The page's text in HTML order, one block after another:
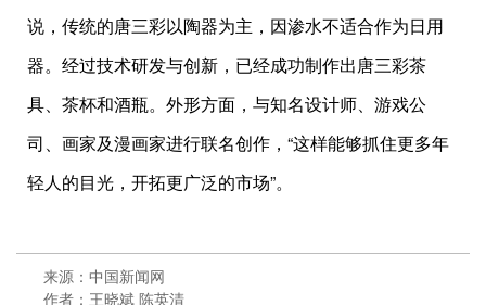
说，传统的唐三彩以陶器为主，因渗水不适合作为日用
器。经过技术研发与创新，已经成功制作出唐三彩茶
具、茶杯和酒瓶。外形方面，与知名设计师、游戏公
司、画家及漫画家进行联名创作，“这样能够抓住更多年
轻人的目光，开拓更广泛的市场”。
来源：中国新闻网
作者：王晓斌 陈英清